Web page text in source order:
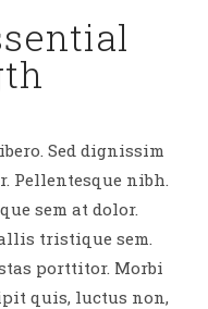
Sed dignissim
Pellentesque nibh.
sem at dolor.
tristique sem.
porttitor. Morbi
quis, luctus non,